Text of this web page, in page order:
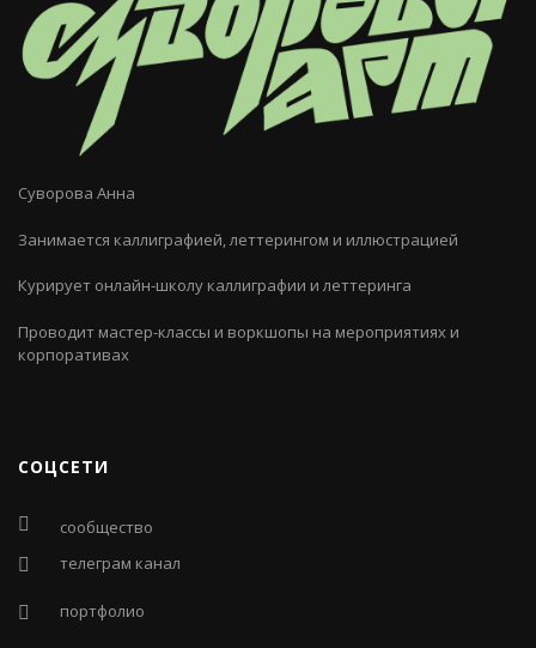
Суворова Анна
Занимается каллиграфией, леттерингом и иллюстрацией
Курирует онлайн-школу каллиграфии и леттеринга
Проводит мастер-классы и воркшопы на мероприятиях и
корпоративах
СОЦСЕТИ
сообщество
телеграм канал
портфолио